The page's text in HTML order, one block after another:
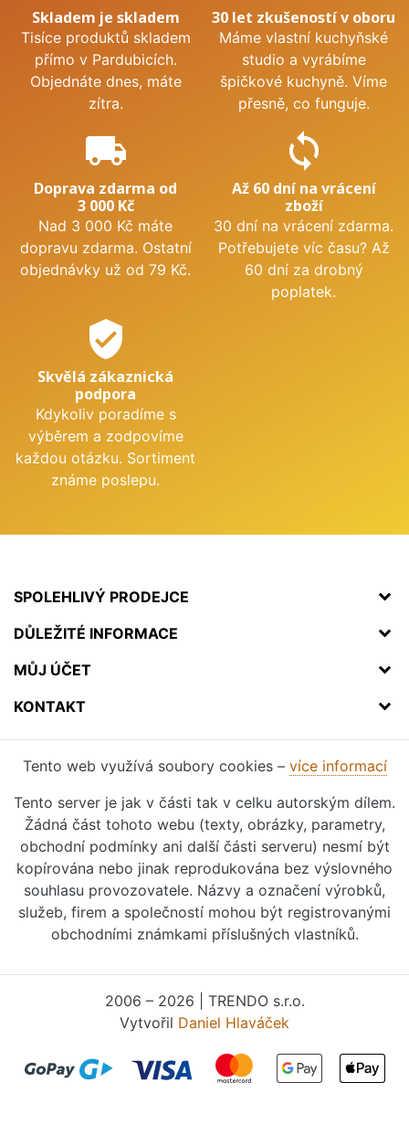
Skladem je skladem
Tisíce produktů skladem
přímo v Pardubicích.
Objednáte dnes, máte
zítra.
30 let zkušeností v oboru
Máme vlastní kuchyňské
studio a vyrábíme
špičkové kuchyně. Víme
přesně, co funguje.
local_shipping
Doprava zdarma od
3 000 Kč
Nad 3 000 Kč máte
dopravu zdarma. Ostatní
objednávky už od 79 Kč.
sync
Až 60 dní na vrácení
zboží
30 dní na vrácení zdarma.
Potřebujete víc času? Až
60 dní za drobný
poplatek.
verified_user
Skvělá zákaznická
podpora
Kdykoliv poradíme s
výběrem a zodpovíme
každou otázku. Sortiment
známe poslepu.
SPOLEHLIVÝ PRODEJCE
DŮLEŽITÉ INFORMACE
MŮJ ÚČET
KONTAKT
Tento web využívá soubory cookies – více informací
Tento server je jak v části tak v celku autorským dílem.
Žádná část tohoto webu (texty, obrázky, parametry,
obchodní podmínky ani další části serveru) nesmí být
kopírována nebo jinak reprodukována bez výslovného
souhlasu provozovatele. Názvy a označení výrobků,
služeb, firem a společností mohou být registrovanými
obchodními známkami příslušných vlastníků.
2006 – 2026 | TRENDO s.r.o.
Vytvořil Daniel Hlaváček